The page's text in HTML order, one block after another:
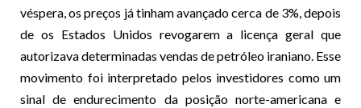
véspera, os preços já tinham avançado cerca de 3%, depois
de os Estados Unidos revogarem a licença geral que
autorizava determinadas vendas de petróleo iraniano. Esse
movimento foi interpretado pelos investidores como um
sinal de endurecimento da posição norte-americana e